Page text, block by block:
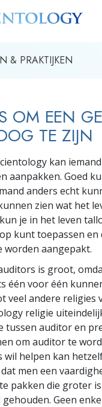
& PRAKTIJKEN
OM EEN
TE ZIJN
kan
aanpakken. Goed
anders echt
zien wat het
je in het leven
kunt toepassen
worden aangepakt.
is groot,
één voor één
veel andere religies
religie
tussen auditor en
om auditor te
wil helpen kan
men een
pakken die groter
Geen